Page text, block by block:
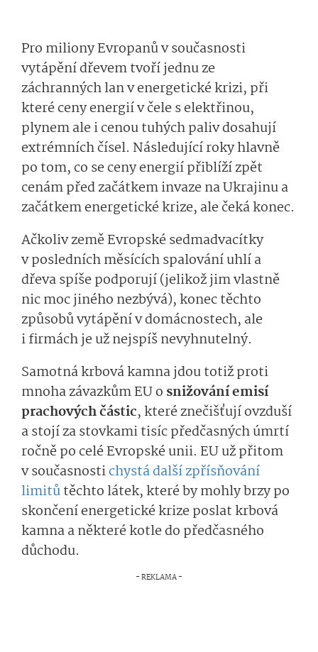
Pro miliony Evropanů v současnosti
vytápění dřevem tvoří jednu ze
záchranných lan v energetické krizi, při
které ceny energií v čele s elektřinou,
plynem ale i cenou tuhých paliv dosahují
extrémních čísel. Následující roky hlavně
po tom, co se ceny energií přiblíží zpět
cenám před začátkem invaze na Ukrajinu a
začátkem energetické krize, ale čeká konec.
Ačkoliv země Evropské sedmadvacítky
v posledních měsících spalování uhlí a
dřeva spíše podporují (jelikož jim vlastně
nic moc jiného nezbývá), konec těchto
způsobů vytápění v domácnostech, ale
i firmách je už nejspíš nevyhnutelný.
Samotná krbová kamna jdou totiž proti
mnoha závazkům EU o snižování emisí
prachových částic, které znečišťují ovzduší
a stojí za stovkami tisíc předčasných úmrtí
ročně po celé Evropské unii. EU už přitom
v současnostichystá další zpřísňování
limitůtěchto látek, které by mohly brzy po
skončení energetické krize poslat krbová
kamna a některé kotle do předčasného
důchodu.